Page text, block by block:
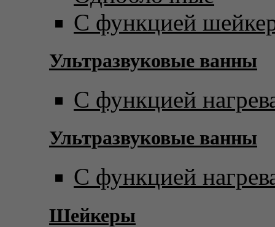
С функцией
Ультразвуковые ванны
С функцией
Ультразвуковые ванны
С функцией
Шейкеры